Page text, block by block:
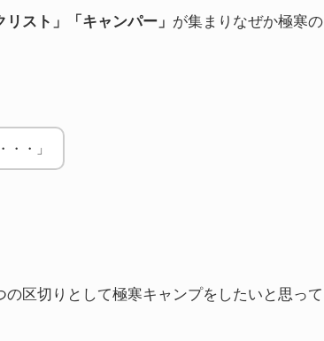
リスト」「キャンパー」 が集まりなぜか極寒の
・・」
区切りとして極寒キャンプをしたいと思って